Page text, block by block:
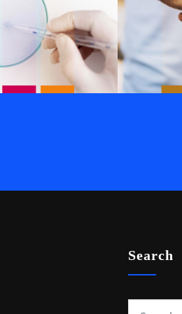
Search